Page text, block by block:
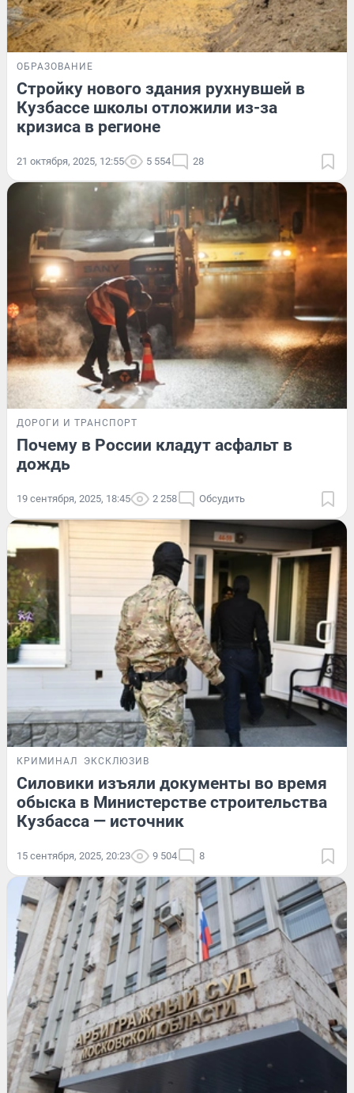
ОБРАЗОВАНИЕ
Стройку нового здания рухнувшей в
Кузбассе школы отложили из-за
кризиса в регионе
21 октября, 2025, 12:55 5 554 28
ДОРОГИ И ТРАНСПОРТ
Почему в России кладут асфальт в
дождь
19 сентября, 2025, 18:45 2 258 Обсудить
КРИМИНАЛ ЭКСКЛЮЗИВ
Силовики изъяли документы во время
обыска в Министерстве строительства
Кузбасса — источник
15 сентября, 2025, 20:23 9 504 8